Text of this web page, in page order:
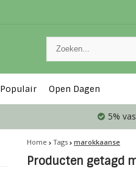
Populair Open Dagen
5%
Home Tags marokkaanse
Producten getagd